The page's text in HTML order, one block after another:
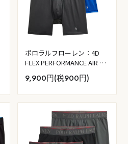
ポロラルフローレン：4D
FLEX PERFORMANCE AIR ボ
クサーブリーフ 3PK (クルー
ズネイビー／チャコールグ
ル)
9,900円(税900円)